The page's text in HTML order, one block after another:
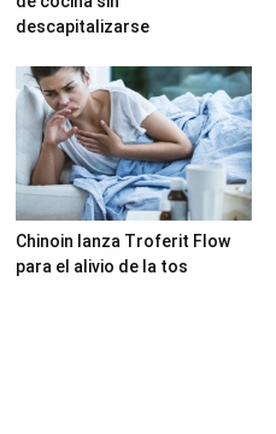
descapitalizarse
Chinoin lanza Troferit Flow
para el alivio de la tos